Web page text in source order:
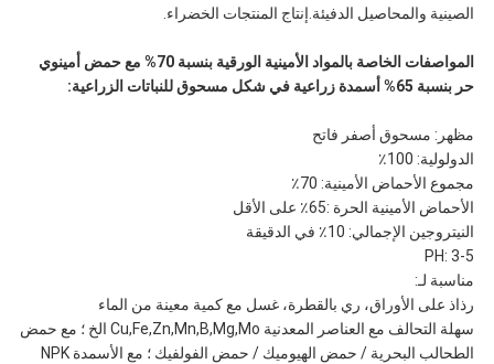
الصينية والمحاصيل الدفيئة.إنتاج المنتجات الخضراء.
المواصفات الخاصة بالمواد الأمينية الورقية بنسبة 70% مع حمض أمينوي
حر بنسبة 65% أسمدة زراعية في شكل مسحوق للنباتات الزراعية:
مظهر: مسحوق أصفر فاتح
الدولولية: 100٪
مجموع الأحماض الأمينية: 70٪
الأحماض الأمينية الحرة :65٪ على الأقل
النيتروجين الإجمالي: 10٪ في الدقيقة
PH: 3-5
مناسبة لـ:
رذاذ على الأوراق، ري بالقطرة، غسل مع كمية معينة من الماء
سهلة التحالف مع العناصر المعدنية Cu,Fe,Zn,Mn,B,Mg,Mo الخ ؛ مع حمض
الطحالب البحرية / حمض الهيوميك / حمض الفولفيك ؛ مع الأسمدة NPK